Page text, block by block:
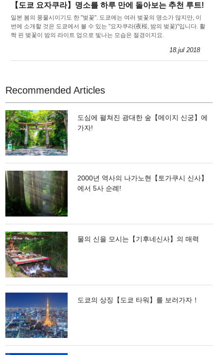
【도쿄 요자쿠라】명소를 하루 만에 돌아보는 추천 루트!
일본 봄의 풍물시이기도 한 "벚꽃". 도쿄에는 여러 벚꽃의 명소가 많지만, 이
번에 소개할 것은 도쿄에서 볼 수 있는 "요자쿠라(夜桜, 밤의 벚꽃)"입니다. 활
짝 핀 벚꽃이 밤의 라이트 업으로 빛나는 모습은 절경이지요.
18.jul 2018
Recommended Articles
도심에 펼쳐진 광대한 숲【메이지 신궁】에
가자!
2000년 역사의 나가노현【토가쿠시 신사】
에서 5사 순례!
물의 신을 모시는【기후네신사】의 매력
도쿄의 상징【도쿄 타워】를 보러가자！